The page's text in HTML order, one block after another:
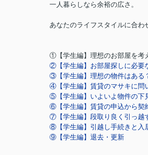
一人暮らしなら余裕の広さ。
あなたのライフスタイルに合わ
①【学生編】理想のお部屋を考
②【学生編】お部屋探しに必要
③【学生編】理想の物件はある
④【学生編】賃貸のマサキに問
⑤【学生編】いよいよ物件の下
⑥【学生編】賃貸の申込から契
⑦【学生編】段取り良く引っ越
⑧【学生編】引越し手続きと入
⑨【学生編】退去・更新